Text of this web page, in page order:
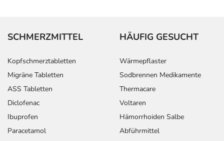
SCHMERZMITTEL
Kopfschmerztabletten
Migräne Tabletten
ASS Tabletten
Diclofenac
Ibuprofen
Paracetamol
HÄUFIG GESUCHT
Wärmepflaster
Sodbrennen Medikamente
Thermacare
Voltaren
Hämorrhoiden Salbe
Abführmittel